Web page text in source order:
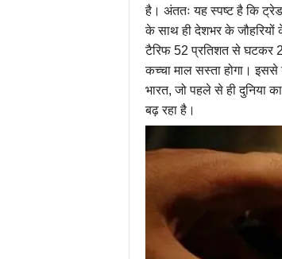
है। अंततः यह स्पष्ट है कि
के साथ ही देशभर के
टैरिफ 52 प्रतिशत से घटकर
कच्चा माल सस्ता होगा। इससे
भारत, जो पहले से ही दुनिया
बढ़ रहा है।